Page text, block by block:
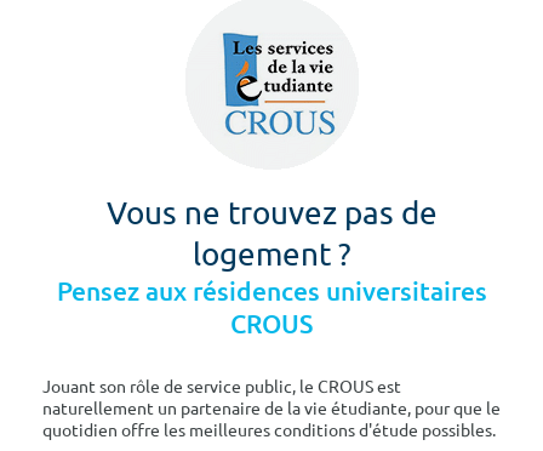
Vous ne trouvez pas de
logement ?
Pensez aux résidences universitaires
CROUS
Jouant son rôle de service public, le CROUS est
naturellement un partenaire de la vie étudiante, pour que le
quotidien offre les meilleures conditions d'étude possibles.